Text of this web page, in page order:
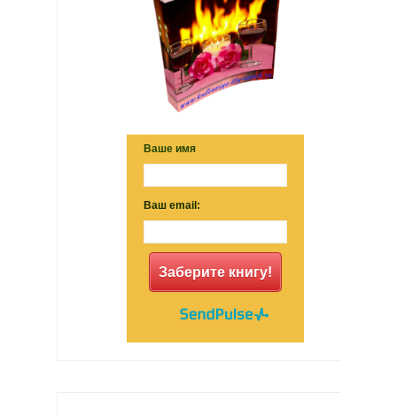
Ваше имя
Ваш email:
Заберите книгу!